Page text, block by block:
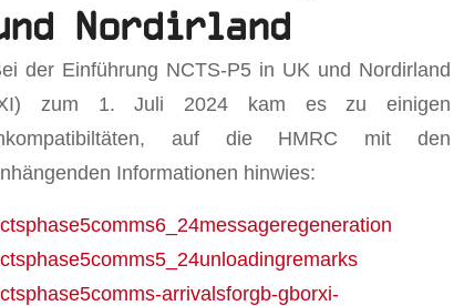
Nordirland
der Einführung NCTS-P5 in UK und Nordirland
zum 1. Juli 2024 kam es zu einigen
auf die HMRC mit den
Informationen hinwies:
arrivalsforgb-gborxi-